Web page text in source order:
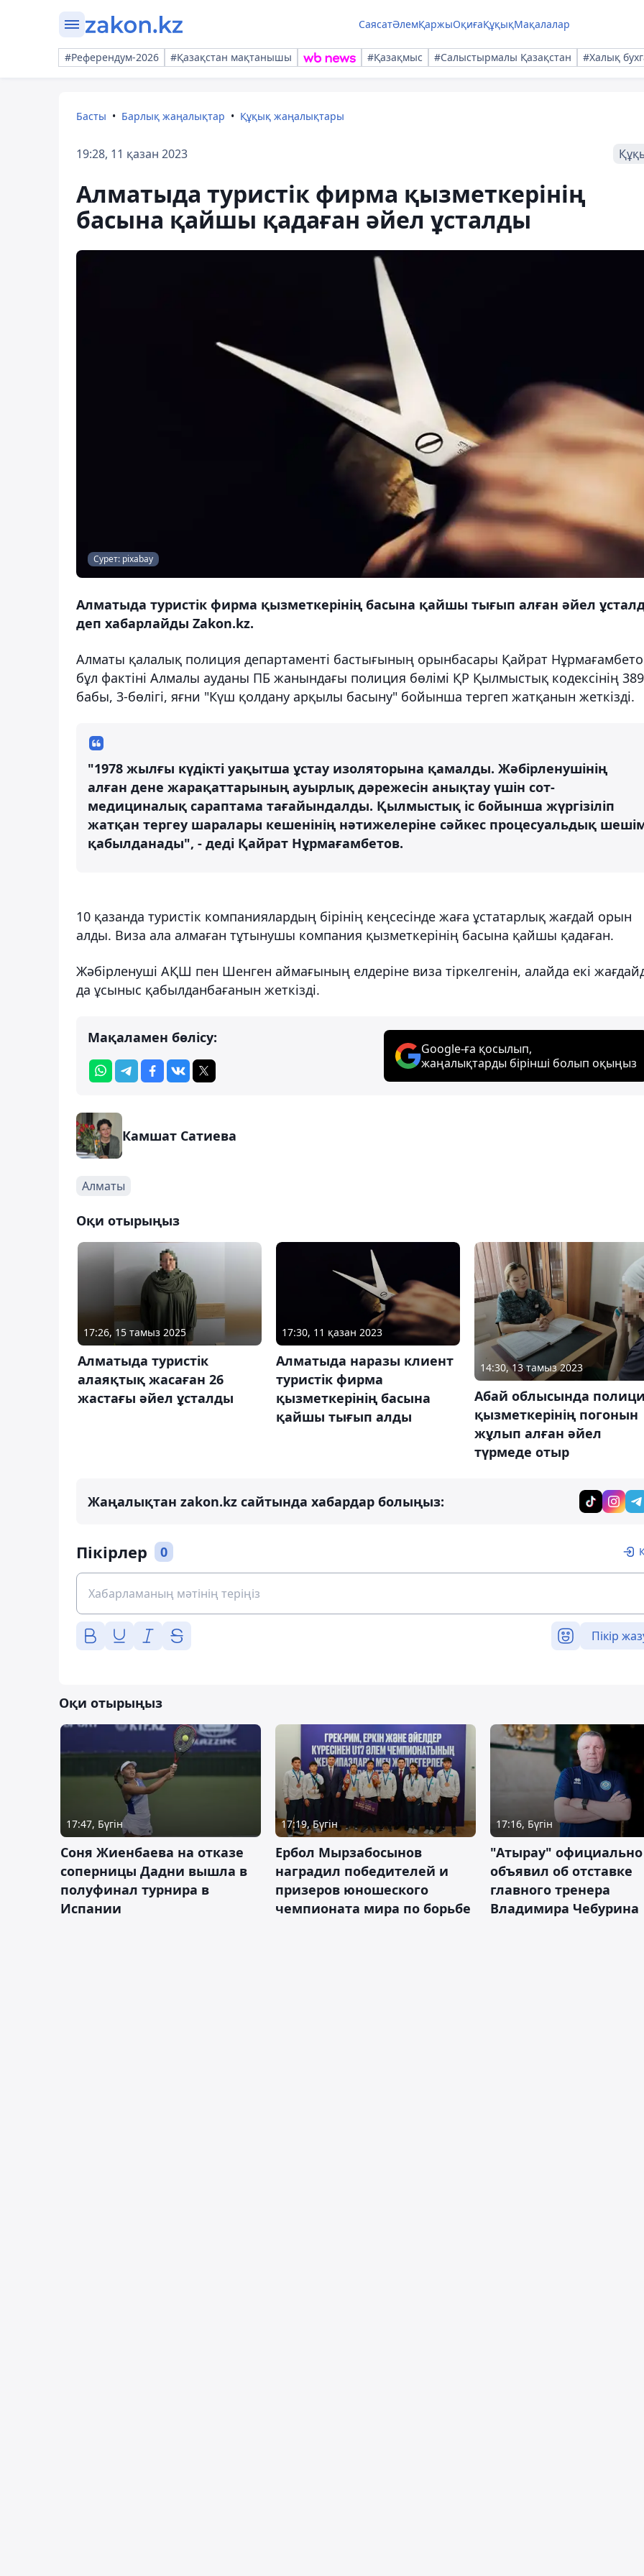
СаясатӘлемҚаржыОқиғаҚұқықМақалалар
#Референдум-2026 #Қазақстан мақтанышы #Қазақмыс #Салыстырмалы Қазақстан #Халық
Басты Барлық жаңалықтар Құқық жаңалықтары
19:28, 11 қазан 2023
Алматыда туристік фирма қызметкерінің
басына қайшы қадаған әйел ұсталды
Сурет: pixabay
Алматыда туристік фирма қызметкерінің басына қайшы тығып алған әйел
деп хабарлайды Zakon.kz.
Алматы қалалық полиция департаменті бастығының орынбасары Қайрат
бұл фактіні Алмалы ауданы ПБ жанындағы полиция бөлімі ҚР Қылмыстық кодексінің
бабы, 3-бөлігі, яғни "Күш қолдану арқылы басыну" бойынша тергеп жатқанын жеткізді.
"1978 жылғы күдікті уақытша ұстау изоляторына қамалды. Жәбірленушінің
алған дене жарақаттарының ауырлық дәрежесін анықтау үшін сот-
медициналық сараптама тағайындалды. Қылмыстық іс бойынша жүргізіліп
жатқан тергеу шаралары кешенінің нәтижелеріне сәйкес процесуальдық
қабылданады", - деді Қайрат Нұрмағамбетов.
10 қазанда туристік компаниялардың бірінің кеңсесінде жаға ұстатарлық жағдай орын
алды. Виза ала алмаған тұтынушы компания қызметкерінің басына қайшы қадаған.
Жәбірленуші АҚШ пен Шенген аймағының елдеріне виза тіркелгенін, алайда екі
да ұсыныс қабылданбағанын жеткізді.
Мақаламен бөлісу:
Google-ға қосылып,
жаңалықтарды бірінші болып оқыңыз
Камшат Сатиева
Алматы
Оқи отырыңыз
17:26, 15 тамыз 2025
Алматыда туристік
алаяқтық жасаған 26
жастағы әйел ұсталды
17:30, 11 қазан 2023
Алматыда наразы клиент
туристік фирма
қызметкерінің басына
қайшы тығып алды
14:30, 13 тамыз 2023
Абай облысында
қызметкерінің погонын
жұлып алған әйел
түрмеде отыр
Жаңалықтан zakon.kz сайтында хабардар болыңыз:
Пікірлер 0
Пікір
Оқи отырыңыз
17:47, Бүгін
Соня Жиенбаева на отказе
соперницы Дадни вышла в
полуфинал турнира в
Испании
17:19, Бүгін
Ербол Мырзабосынов
наградил победителей и
призеров юношеского
чемпионата мира по борьбе
17:16, Бүгін
"Атырау" официально
объявил об отставке
главного тренера
Владимира Чебурина